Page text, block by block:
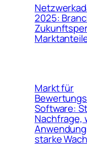
2025:
Markt für
Software:
Nachfrage,
starke